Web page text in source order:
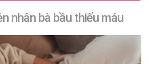
nhân bà bầu thiếu máu